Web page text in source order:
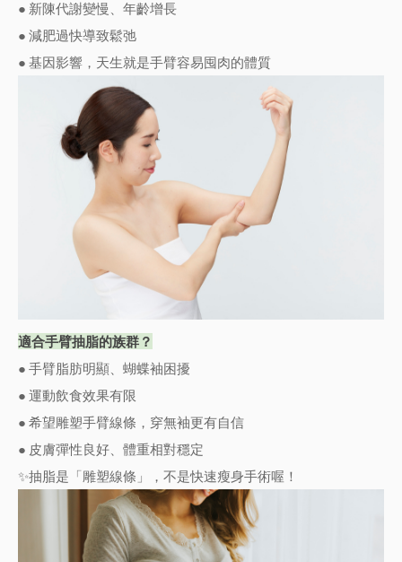
● 新陳代謝變慢、年齡增長
● 減肥過快導致鬆弛
● 基因影響，天生就是手臂容易囤肉的體質
適合手臂抽脂的族群？
● 手臂脂肪明顯、蝴蝶袖困擾
● 運動飲食效果有限
● 希望雕塑手臂線條，穿無袖更有自信
● 皮膚彈性良好、體重相對穩定
✨抽脂是「雕塑線條」，不是快速瘦身手術喔！